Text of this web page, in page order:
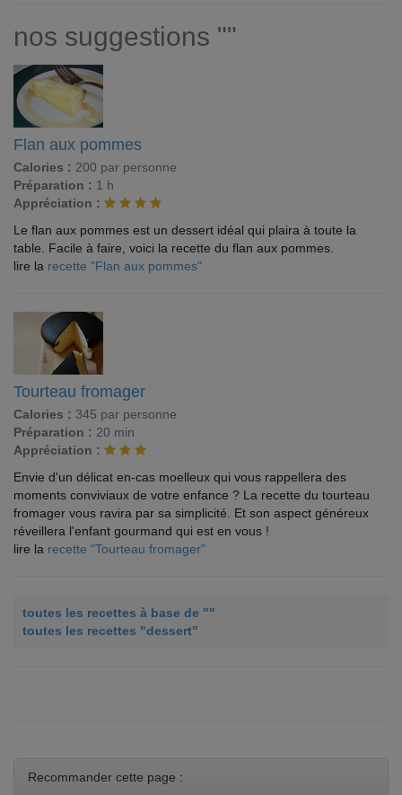
nos suggestions ""
Flan aux pommes
Calories : 200 par personne
Préparation : 1 h
Appréciation :
Le flan aux pommes est un dessert idéal qui plaira à toute la
table. Facile à faire, voici la recette du flan aux pommes.
lire la recette "Flan aux pommes"
Tourteau fromager
Calories : 345 par personne
Préparation : 20 min
Appréciation :
Envie d'un délicat en-cas moelleux qui vous rappellera des
moments conviviaux de votre enfance ? La recette du tourteau
fromager vous ravira par sa simplicité. Et son aspect généreux
réveillera l'enfant gourmand qui est en vous !
lire la recette "Tourteau fromager"
toutes les recettes à base de ""
toutes les recettes "dessert"
Recommander cette page :